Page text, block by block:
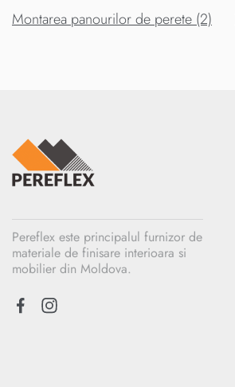
Montarea panourilor de perete (2)
Pereflex este principalul furnizor de
materiale de finisare interioara si
mobilier din Moldova.